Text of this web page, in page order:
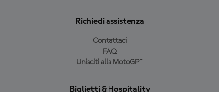
Richiedi assistenza
Contattaci
FAQ
Unisciti alla MotoGP™
Biglietti & Hospitality